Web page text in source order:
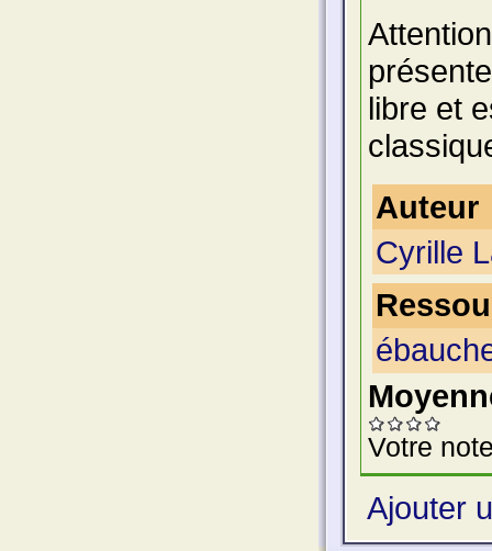
libre et
Auteur
Cyrille
Votre
Ajouter